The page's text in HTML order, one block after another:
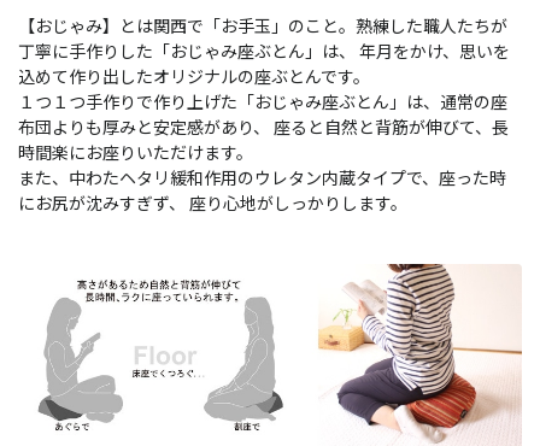
【おじゃみ】とは関西で「お手玉」のこと。熟練した職人たちが
丁寧に手作りした「おじゃみ座ぶとん」は、 年月をかけ、思いを
込めて作り出したオリジナルの座ぶとんです。
１つ１つ手作りで作り上げた「おじゃみ座ぶとん」は、通常の座
布団よりも厚みと安定感があり、 座ると自然と背筋が伸びて、長
時間楽にお座りいただけます。
また、中わたヘタリ緩和作用のウレタン内蔵タイプで、座った時
にお尻が沈みすぎず、 座り心地がしっかりします。